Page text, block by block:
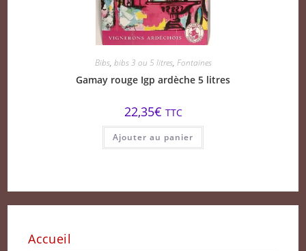
Bibs, bibs 3 ou 5 litres, Fontaines
Gamay rouge Igp ardèche 5 litres
22,35€ TTC
Ajouter au panier
Accueil